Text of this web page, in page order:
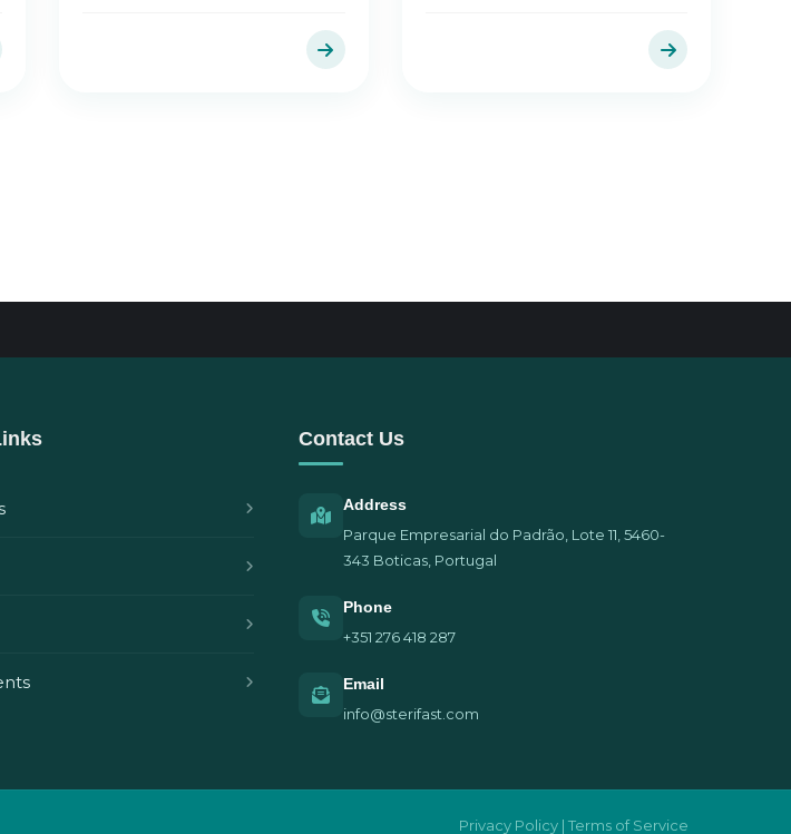
Contact Us
Address
Parque Empresarial do Padrão, Lote 11, 5460-
343 Boticas, Portugal
Phone
+351 276 418 287
Email
info@sterifast.com
Privacy Policy | Terms of Service